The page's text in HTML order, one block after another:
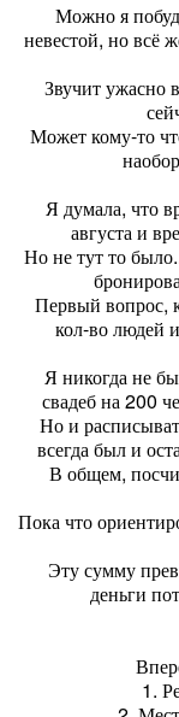
Можно я
невестой, но всё
Звучит ужасно
Может кому-то
Я думала, что
августа и
Но не тут то
Первый вопрос,
кол-во людей
Я никогда не
свадеб на 200
Но и
всегда был и
В общем,
Пока что
Эту сумму
деньги
1.